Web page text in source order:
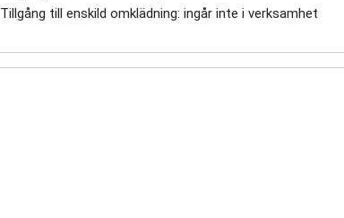
Tillgång till enskild omklädning: ingår inte i verksamhet